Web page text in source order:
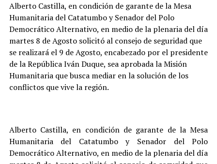
Alberto Castilla, en condición de garante de la Mesa
Humanitaria del Catatumbo y Senador del Polo
Democrático Alternativo, en medio de la plenaria del día
martes 8 de Agosto solicitó al consejo de seguridad que
se realizará el 9 de Agosto, encabezado por el presidente
de la República Iván Duque, sea aprobada la Misión
Humanitaria que busca mediar en la solución de los
conflictos que vive la región.
Alberto Castilla, en condición de garante de la Mesa
Humanitaria del Catatumbo y Senador del Polo
Democrático Alternativo, en medio de la plenaria del día